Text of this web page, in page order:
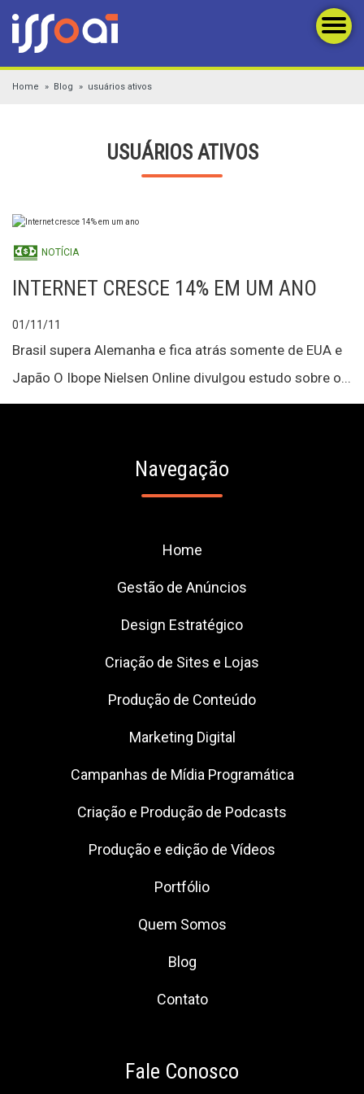
Home Blog usuários ativos
USUÁRIOS ATIVOS
NOTÍCIA
INTERNET CRESCE 14% EM UM ANO
01/11/11
Brasil supera Alemanha e fica atrás somente de EUA e
Japão O Ibope Nielsen Online divulgou estudo sobre o...
Navegação
Home
Gestão de Anúncios
Design Estratégico
Criação de Sites e Lojas
Produção de Conteúdo
Marketing Digital
Campanhas de Mídia Programática
Criação e Produção de Podcasts
Produção e edição de Vídeos
Portfólio
Quem Somos
Blog
Contato
Fale Conosco